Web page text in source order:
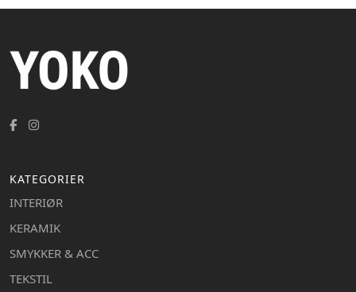
KATEGORIER
INTERIØR
KERAMIK
SMYKKER & ACC
TEKSTIL